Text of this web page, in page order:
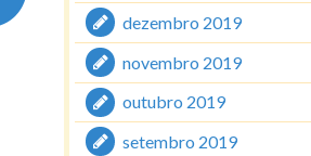
dezembro 2019
novembro 2019
outubro 2019
setembro 2019